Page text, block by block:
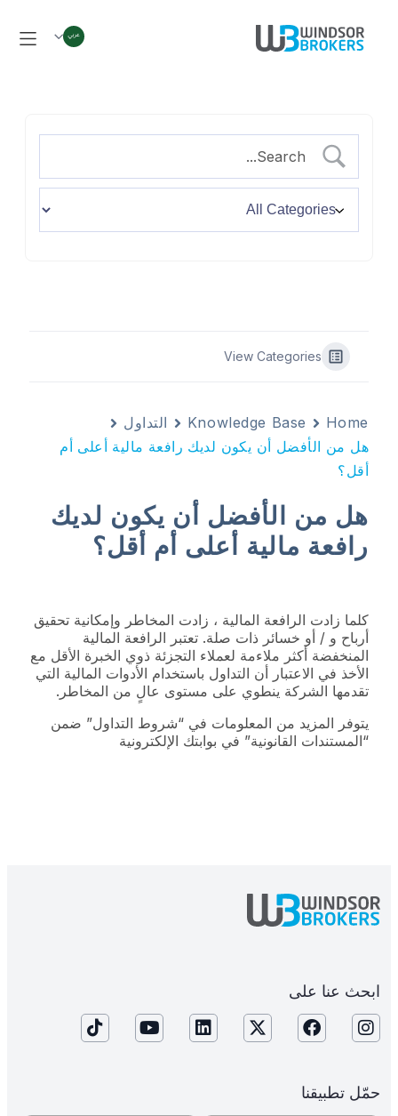
View Categories
Home
Knowledge Base
التداول
هل من الأفضل أن يكون لديك رافعة مالية أعلى أم
أقل؟
هل من الأفضل أن يكون لديك
رافعة مالية أعلى أم أقل؟
كلما زادت الرافعة المالية ، زادت المخاطر وإمكانية تحقيق
أرباح و / أو خسائر ذات صلة. تعتبر الرافعة المالية
المنخفضة أكثر ملاءمة لعملاء التجزئة ذوي الخبرة الأقل مع
الأخذ في الاعتبار أن التداول باستخدام الأدوات المالية التي
تقدمها الشركة ينطوي على مستوى عالٍ من المخاطر.
يتوفر المزيد من المعلومات في “شروط التداول” ضمن
“المستندات القانونية” في بوابتك الإلكترونية
ابحث عنا على
حمّل تطبيقنا